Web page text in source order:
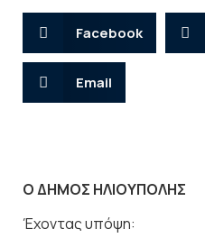
Facebook
Email
ΟΔΗΜΟΣ ΗΛΙΟΥΠΟΛΗΣ
Έχονταςυπόψη: